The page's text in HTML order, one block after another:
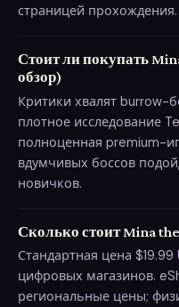
страницей прохождения.
Стоит ли покупать
обзор)
Критики хвалят burrow-
плотное исследование
полноценная premium-
вдумчивых боссов
новичков.
Сколько стоит Mina
Стандартная цена
цифровых магазинов.
региональные цены;